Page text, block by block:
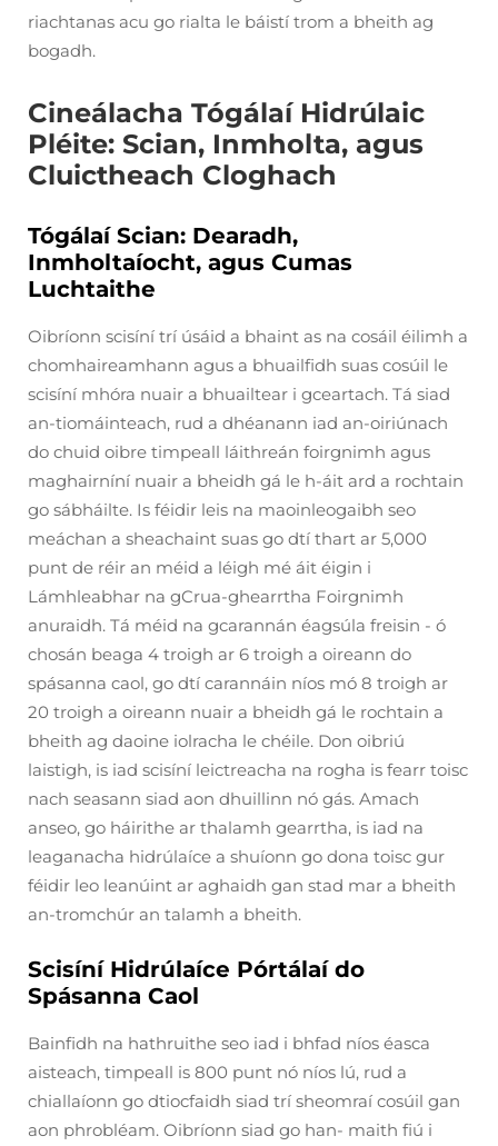
riachtanas acu go rialta le báistí trom a bheith ag
bogadh.
Cineálacha Tógálaí Hidrúlaic
Pléite: Scian, Inmholta, agus
Cluictheach Cloghach
Tógálaí Scian: Dearadh,
Inmholtaíocht, agus Cumas
Luchtaithe
Oibríonn scisíní trí úsáid a bhaint as na cosáil éilimh a
chomhaireamhann agus a bhuailfidh suas cosúil le
scisíní mhóra nuair a bhuailtear i gceartach. Tá siad
an-tiomáinteach, rud a dhéanann iad an-oiriúnach
do chuid oibre timpeall láithreán foirgnimh agus
maghairníní nuair a bheidh gá le h-áit ard a rochtain
go sábháilte. Is féidir leis na maoinleogaibh seo
meáchan a sheachaint suas go dtí thart ar 5,000
punt de réir an méid a léigh mé áit éigin i
Lámhleabhar na gCrua-ghearrtha Foirgnimh
anuraidh. Tá méid na gcarannán éagsúla freisin - ó
chosán beaga 4 troigh ar 6 troigh a oireann do
spásanna caol, go dtí carannáin níos mó 8 troigh ar
20 troigh a oireann nuair a bheidh gá le rochtain a
bheith ag daoine iolracha le chéile. Don oibriú
laistigh, is iad scisíní leictreacha na rogha is fearr toisc
nach seasann siad aon dhuillinn nó gás. Amach
anseo, go háirithe ar thalamh gearrtha, is iad na
leaganacha hidrúlaíce a shuíonn go dona toisc gur
féidir leo leanúint ar aghaidh gan stad mar a bheith
an-tromchúr an talamh a bheith.
Scisíní Hidrúlaíce Pórtálaí do
Spásanna Caol
Bainfidh na hathruithe seo iad i bhfad níos éasca
aisteach, timpeall is 800 punt nó níos lú, rud a
chiallaíonn go dtiocfaidh siad trí sheomraí cosúil gan
aon phrobléam. Oibríonn siad go han- maith fiú i